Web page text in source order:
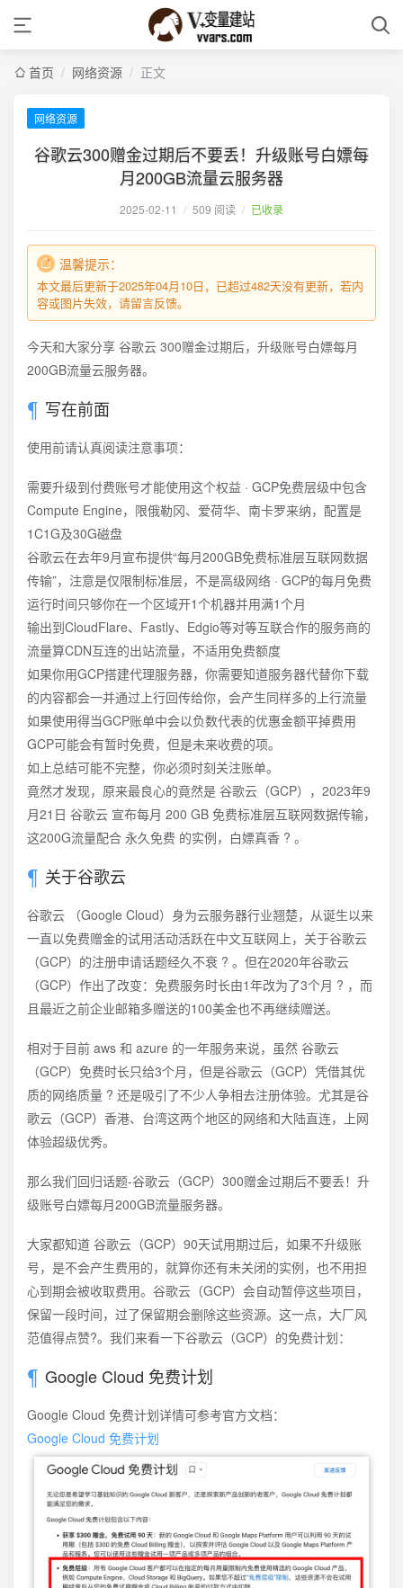
首页 / 网络资源 / 正文
网络资源
谷歌云300赠金过期后不要丢！升级账号白嫖每
月200GB流量云服务器
2025-02-11 / 509 阅读 / 已收录
温馨提示：
本文最后更新于2025年04月10日，已超过482天没有更新，若内
容或图片失效，请留言反馈。
今天和大家分享 谷歌云 300赠金过期后，升级账号白嫖每月
200GB流量云服务器。
写在前面
使用前请认真阅读注意事项：
需要升级到付费账号才能使用这个权益 · GCP免费层级中包含
Compute Engine，限俄勒冈、爱荷华、南卡罗来纳，配置是
1C1G及30G磁盘
谷歌云在去年9月宣布提供“每月200GB免费标准层互联网数据
传输”，注意是仅限制标准层，不是高级网络 · GCP的每月免费
运行时间只够你在一个区域开1个机器并用满1个月
输出到CloudFlare、Fastly、Edgio等对等互联合作的服务商的
流量算CDN互连的出站流量，不适用免费额度
如果你用GCP搭建代理服务器，你需要知道服务器代替你下载
的内容都会一并通过上行回传给你，会产生同样多的上行流量
如果使用得当GCP账单中会以负数代表的优惠金额平掉费用
GCP可能会有暂时免费，但是未来收费的项。
如上总结可能不完整，你必须时刻关注账单。
竟然才发现，原来最良心的竟然是 谷歌云（GCP），2023年9
月21日 谷歌云 宣布每月 200 GB 免费标准层互联网数据传输，
这200G流量配合 永久免费 的实例，白嫖真香 ? 。
关于谷歌云
谷歌云 （Google Cloud）身为云服务器行业翘楚，从诞生以来
一直以免费赠金的试用活动活跃在中文互联网上，关于谷歌云
（GCP）的注册申请话题经久不衰 ?️ 。但在2020年谷歌云
（GCP）作出了改变：免费服务时长由1年改为了3个月 ? ，而
且最近之前企业邮箱多赠送的100美金也不再继续赠送。
相对于目前 aws 和 azure 的一年服务来说，虽然 谷歌云
（GCP）免费时长只给3个月，但是谷歌云（GCP）凭借其优
质的网络质量 ? 还是吸引了不少人争相去注册体验。尤其是谷
歌云（GCP）香港、台湾这两个地区的网络和大陆直连，上网
体验超级优秀。
那么我们回归话题-谷歌云（GCP）300赠金过期后不要丢！升
级账号白嫖每月200GB流量服务器。
大家都知道 谷歌云（GCP）90天试用期过后，如果不升级账
号，是不会产生费用的，就算你还有未关闭的实例，也不用担
心到期会被收取费用。谷歌云（GCP）会自动暂停这些项目，
保留一段时间，过了保留期会删除这些资源。这一点，大厂风
范值得点赞?。我们来看一下谷歌云（GCP）的免费计划：
Google Cloud 免费计划
Google Cloud 免费计划详情可参考官方文档：
Google Cloud 免费计划